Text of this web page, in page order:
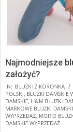
Najmodniejsze
założyć?
2025-
02-
08
IN: BLUZKI Z KORONKĄ
POLSKI, BLUZKI DAMSKIE
DAMSKIE, H&M BLUZKI
MARKOWE BLUZKI
WYPRZEDAŻ, MOITO
DAMSKIE WYPRZEDAŻ